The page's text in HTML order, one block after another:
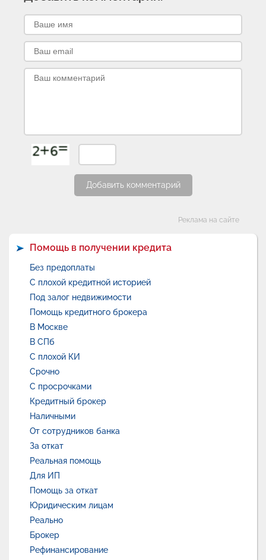
Добавить комментарий
Реклама на сайте
Помощь в получении кредита
Без предоплаты
С плохой кредитной историей
Под залог недвижимости
Помощь кредитного брокера
В Москве
В СПб
С плохой КИ
Срочно
С просрочками
Кредитный брокер
Наличными
От сотрудников банка
За откат
Реальная помощь
Для ИП
Помощь за откат
Юридическим лицам
Реально
Брокер
Рефинансирование